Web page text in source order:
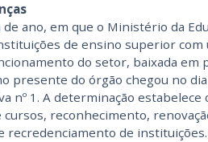
de ano, em que o Ministério da
de ensino superior com
do setor, baixada em
presente do órgão chegou no
nº 1. A determinação
cursos, reconhecimento,
recredenciamento de instituições.